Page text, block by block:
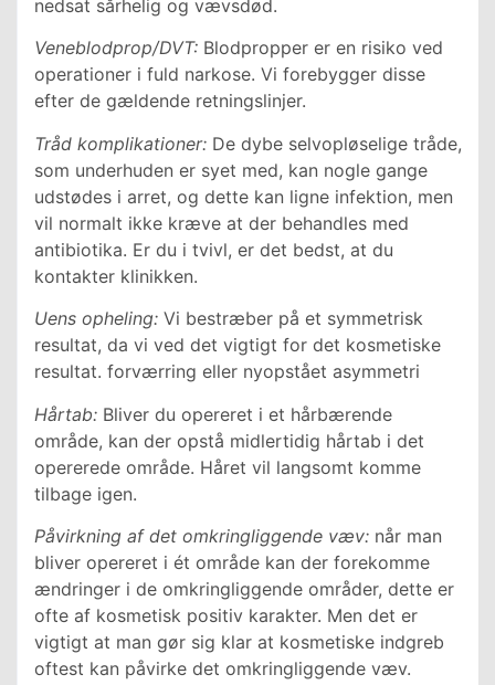
nedsat sårhelig og vævsdød.
Veneblodprop/DVT: Blodpropper er en risiko ved
operationer i fuld narkose. Vi forebygger disse
efter de gældende retningslinjer.
Tråd komplikationer: De dybe selvopløselige tråde,
som underhuden er syet med, kan nogle gange
udstødes i arret, og dette kan ligne infektion, men
vil normalt ikke kræve at der behandles med
antibiotika. Er du i tvivl, er det bedst, at du
kontakter klinikken.
Uens opheling: Vi bestræber på et symmetrisk
resultat, da vi ved det vigtigt for det kosmetiske
resultat. forværring eller nyopstået asymmetri
Hårtab: Bliver du opereret i et hårbærende
område, kan der opstå midlertidig hårtab i det
opererede område. Håret vil langsomt komme
tilbage igen.
Påvirkning af det omkringliggende væv: når man
bliver opereret i ét område kan der forekomme
ændringer i de omkringliggende områder, dette er
ofte af kosmetisk positiv karakter. Men det er
vigtigt at man gør sig klar at kosmetiske indgreb
oftest kan påvirke det omkringliggende væv.